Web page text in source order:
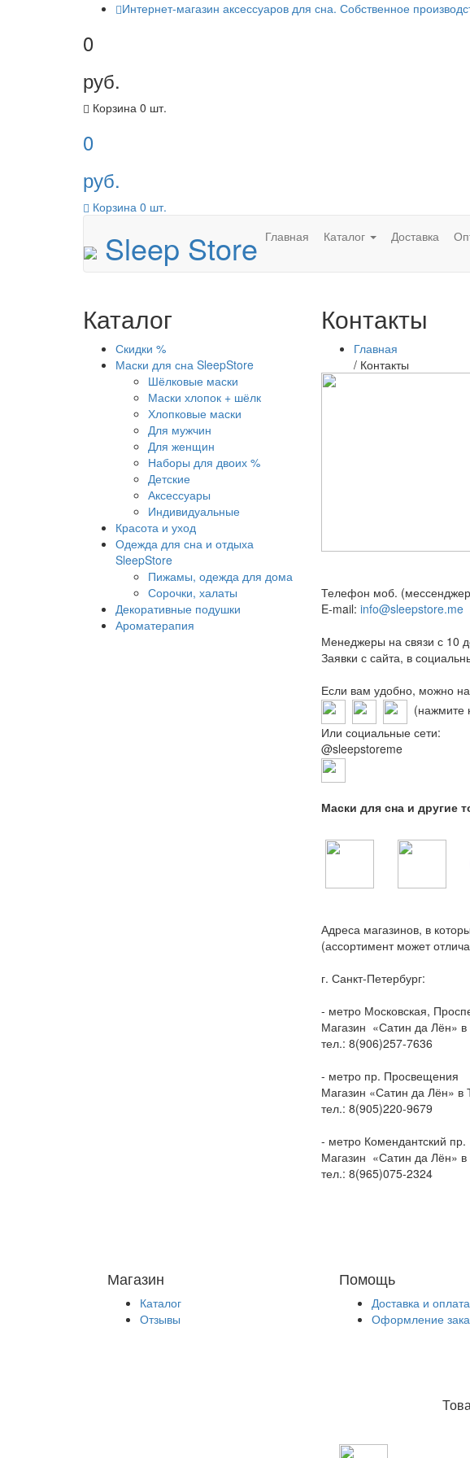
Интернет-магазин аксессуаров для сна. Собственное
0
руб.
Корзина 0 шт.
0
руб.
Корзина 0 шт.
Sleep Store Главная Каталог Доставка
Каталог
Скидки %
Маски для сна SleepStore
Шёлковые маски
Маски хлопок + шёлк
Хлопковые маски
Для мужчин
Для женщин
Наборы для двоих %
Детские
Аксессуары
Индивидуальные
Красота и уход
Одежда для сна и отдыха
SleepStore
Пижамы, одежда для дома
Сорочки, халаты
Декоративные подушки
Ароматерапия
Контакты
Главная
/ Контакты
Телефон моб.
E-mail: info@sleepstore.me
Менеджеры на связи с 10
Заявки с сайта, в
Если вам удобно, можно
(нажмите
Или социальные сети:
@sleepstoreme
Маски для сна и другие
Адреса магазинов, в
(ассортимент может
г. Санкт-Петербург:
- метро Московская,
Магазин «Сатин да Лён»
тел.: 8(906)257-7636
- метро пр. Просвещения
Магазин «Сатин да Лён»
тел.: 8(905)220-9679
- метро Комендантский пр.
Магазин «Сатин да Лён»
тел.: 8(965)075-2324
Магазин
Каталог
Отзывы
Помощь
Доставка и оплата
Оформление